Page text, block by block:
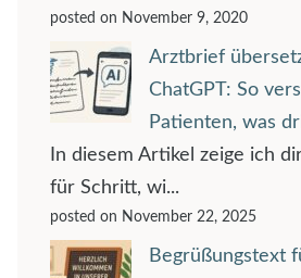
posted on November 9, 2020
Arztbrief
ChatGPT: So
Patienten, was
In diesem Artikel zeige ich
für Schritt, wi...
posted on November 22, 2025
Begrüßungstext